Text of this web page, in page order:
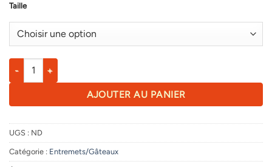
16,40 €
Taille
quantité de Tarte Citron
AJOUTER AU PANIER
UGS : ND
Catégorie : Entremets/Gâteaux